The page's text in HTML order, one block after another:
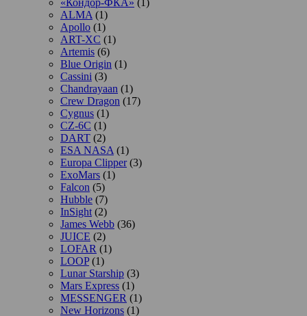
ALMA (1)
Apollo (1)
ART-XC (1)
Artemis (6)
Blue Origin (1)
Cassini (3)
Chandrayaan (1)
Crew Dragon (17)
Cygnus (1)
CZ-6C (1)
DART (2)
ESA NASA (1)
Europa Clipper(3)
ExoMars (1)
Falcon (5)
Hubble (7)
InSight (2)
James Webb (36)
JUICE (2)
LOFAR (1)
LOOP(1)
Lunar Starship (3)
Mars Express (1)
MESSENGER (1)
New Horizons (1)